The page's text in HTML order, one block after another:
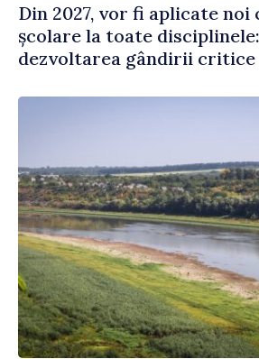
Din 2027, vor fi aplicate
școlare la toate
dezvoltarea gândirii critice